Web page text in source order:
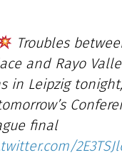
Troubles
and Rayo
in Leipzig
final